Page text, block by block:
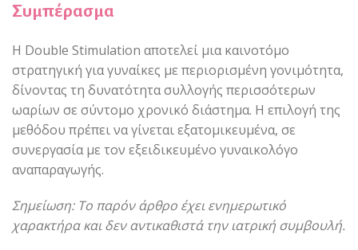
Συμπέρασμα
Η Double Stimulation αποτελεί μια καινοτόμο
στρατηγική για γυναίκες με περιορισμένη γονιμότητα,
δίνοντας τη δυνατότητα συλλογής περισσότερων
ωαρίων σε σύντομο χρονικό διάστημα. Η επιλογή της
μεθόδου πρέπει να γίνεται εξατομικευμένα, σε
συνεργασία με τον εξειδικευμένο γυναικολόγο
αναπαραγωγής.
Σημείωση: Το παρόν άρθρο έχει ενημερωτικό
χαρακτήρα και δεν αντικαθιστά την ιατρική συμβουλή.